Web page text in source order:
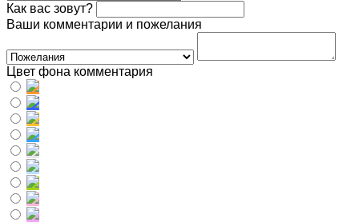
Как вас зовут?
Ваши комментарии и пожелания
Цвет фона комментария